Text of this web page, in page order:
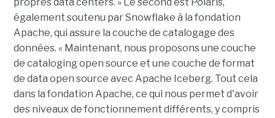
propres data centers. » Le second est Polaris,
également soutenu par Snowflake à la fondation
Apache, qui assure la couche de catalogage des
données. « Maintenant, nous proposons une couche
de cataloging open source et une couche de format
de data open source avec Apache Iceberg. Tout cela
dans la fondation Apache, ce qui nous permet d'avoir
des niveaux de fonctionnement différents, y compris